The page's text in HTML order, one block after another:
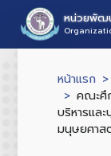
หน่วยพัฒ
หน้าแรก
คณะศึ
บริหารแล
มนุษยศาส